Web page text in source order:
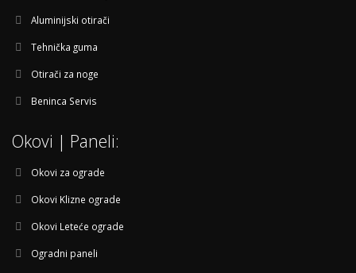
Aluminijski otirači
Tehnička guma
Otirači za noge
Beninca Servis
Okovi | Paneli:
Okovi za ograde
Okovi Klizne ograde
Okovi Leteće ograde
Ogradni paneli